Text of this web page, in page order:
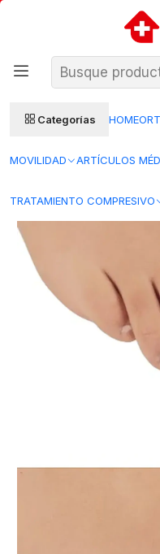
Categorías HOME
MOVILIDAD ARTÍCULOS
TRATAMIENTO COMPRESIVO
SANTIAGO: ENTREGA AL
REGIONES 48–72 HORAS
Bienestar Cuidado
Funda Tejida Dedos Gel